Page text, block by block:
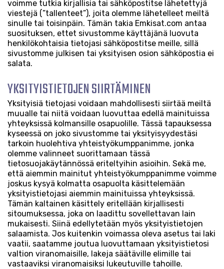
voimme tutkia kirjallisia tai sähköpostitse lähetettyjä
viestejä (”tallenteet”), joita olemme lähetelleet meiltä
sinulle tai toisinpäin. Tämän takia Emkisat.com antaa
suosituksen, ettet sivustomme käyttäjänä luovuta
henkilökohtaisia tietojasi sähköpostitse meille, sillä
sivustomme julkisen tai yksityisen osion sähköpostia ei
salata.
YKSITYISTIETOJEN SIIRTÄMINEN
Yksityisiä tietojasi voidaan mahdollisesti siirtää meiltä
muualle tai niitä voidaan luovuttaa edellä mainituissa
yhteyksissä kolmansille osapuolille. Tässä tapauksessa
kyseessä on joko sivustomme tai yksityisyydestäsi
tarkoin huolehtiva yhteistyökumppanimme, jonka
olemme valinneet suorittamaan tässä
tietosuojakäytännössä eriteltyihin asioihin. Sekä me,
että aiemmin mainitut yhteistyökumppanimme voimme
joskus kysyä kolmatta osapuolta käsittelemään
yksityistietojasi aiemmin mainituissa yhteyksissä.
Tämän kaltainen käsittely eritellään kirjallisesti
sitoumuksessa, joka on laadittu sovellettavan lain
mukaisesti. Siinä edellytetään myös yksityistietojen
salaamista. Jos kuitenkin voimassa oleva asetus tai laki
vaatii, saatamme joutua luovuttamaan yksityistietosi
valtion viranomaisille, lakeja säätäville elimille tai
vastaaviksi viranomaisiksi lukeutuville tahoille.